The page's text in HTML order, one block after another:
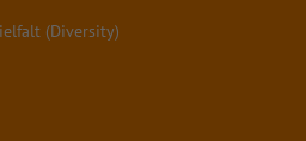
(Diversity)